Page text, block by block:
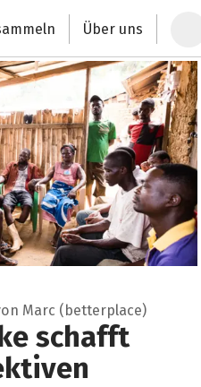
Über uns
Marc (betterplace)
schafft